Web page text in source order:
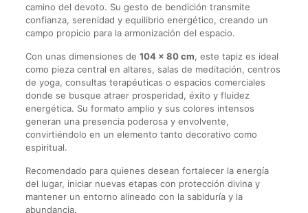
camino del devoto. Su gesto de bendición transmite
confianza, serenidad y equilibrio energético, creando un
campo propicio para la armonización del espacio.
Con unas dimensiones de 104 x 80 cm, este tapiz es ideal
como pieza central en altares, salas de meditación, centros
de yoga, consultas terapéuticas o espacios comerciales
donde se busque atraer prosperidad, éxito y fluidez
energética. Su formato amplio y sus colores intensos
generan una presencia poderosa y envolvente,
convirtiéndolo en un elemento tanto decorativo como
espiritual.
Recomendado para quienes desean fortalecer la energía
del lugar, iniciar nuevas etapas con protección divina y
mantener un entorno alineado con la sabiduría y la
abundancia.